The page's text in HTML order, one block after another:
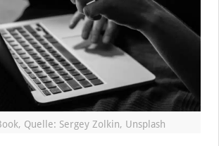
Quelle: Sergey Zolkin, Unsplash